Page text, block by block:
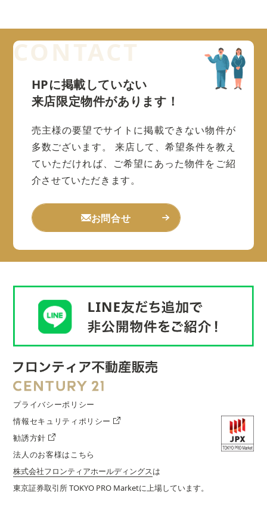
HPに掲載していない
来店限定物件があります！
売主様の要望でサイトに掲載できない物件が
多数ございます。
来店して、希望条件を教え
ていただければ、ご希望にあった物件をご紹
介させていただきます。
お問合せ
プライバシーポリシー
情報セキュリティポリシー
勧誘方針
法人のお客様はこちら
株式会社フロンティアホールディングスは
東京証券取引所 TOKYO PRO Marketに上場しています。